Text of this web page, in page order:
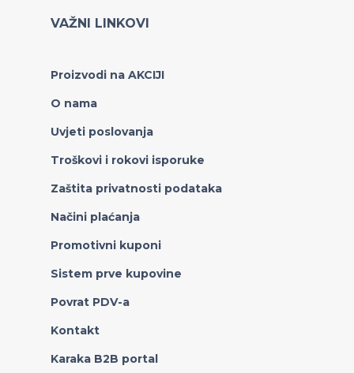
VAŽNI LINKOVI
Proizvodi na AKCIJI
O nama
Uvjeti poslovanja
Troškovi i rokovi isporuke
Zaštita privatnosti podataka
Načini plaćanja
Promotivni kuponi
Sistem prve kupovine
Povrat PDV-a
Kontakt
Karaka B2B portal